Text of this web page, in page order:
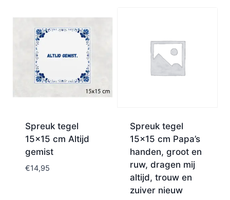
Spreuk tegel
15×15 cm Altijd
gemist
€14,95
Spreuk tegel
15×15 cm Papa’s
handen, groot en
ruw, dragen mij
altijd, trouw en
zuiver nieuw